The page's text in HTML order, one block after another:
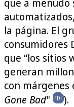
que a menudo
la página. El
consumidores
que “los sitios
generan
con márgenes
Gone Bad" ).